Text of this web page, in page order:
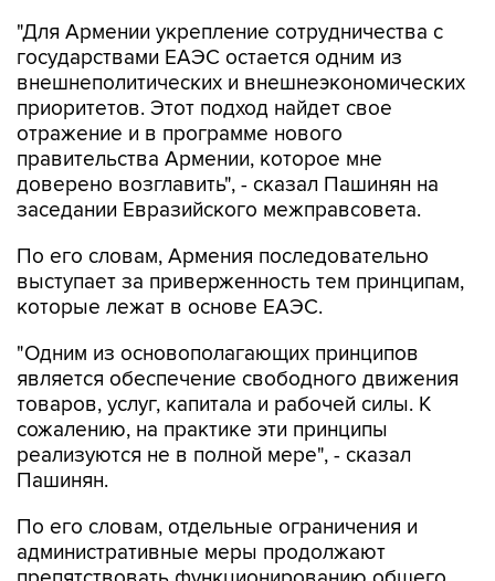
"Для Армении укрепление сотрудничества с
государствами ЕАЭС остается одним из
внешнеполитических и внешнеэкономических
приоритетов. Этот подход найдет свое
отражение и в программе нового
правительства Армении, которое мне
доверено возглавить", - сказал Пашинян на
заседании Евразийского межправсовета.
По его словам, Армения последовательно
выступает за приверженность тем принципам,
которые лежат в основе ЕАЭС.
"Одним из основополагающих принципов
является обеспечение свободного движения
товаров, услуг, капитала и рабочей силы. К
сожалению, на практике эти принципы
реализуются не в полной мере", - сказал
Пашинян.
По его словам, отдельные ограничения и
административные меры продолжают